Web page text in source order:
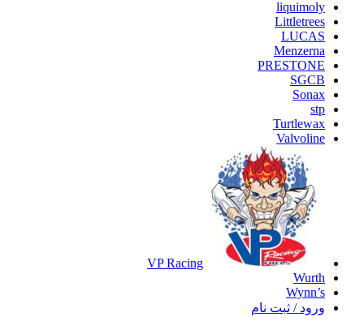
liquimoly
Littletrees
LUCAS
Menzerna
PRESTONE
SGCB
Sonax
stp
Turtlewax
Valvoline
VP Racing
Wurth
Wynn’s
ورود / ثبت نام